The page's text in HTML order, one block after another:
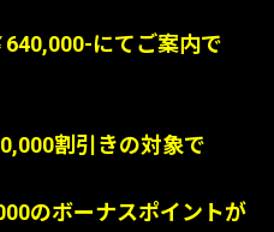
にてご案内で
割引きの対象で
のボーナスポイントが